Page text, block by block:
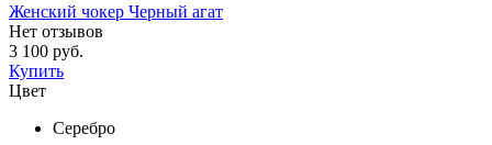
Женский чокер Черный агат
Нет отзывов
3 100 руб.
Купить
Цвет
Серебро